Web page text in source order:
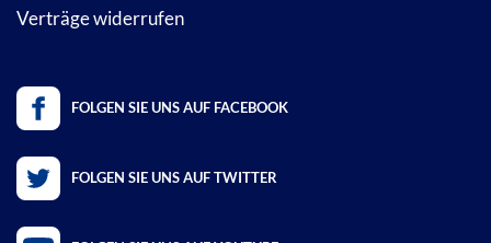
Verträge widerrufen
FOLGEN SIE UNS AUF FACEBOOK
FOLGEN SIE UNS AUF TWITTER